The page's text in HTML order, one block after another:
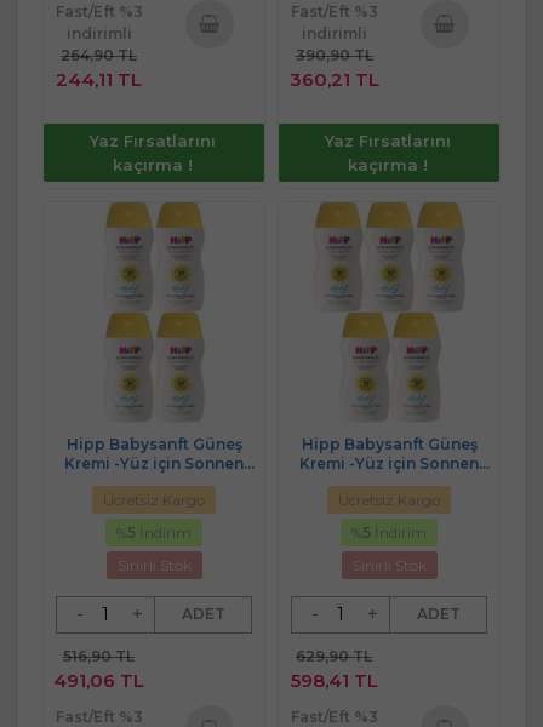
Fast/Eft %3
indirimli
264,90 TL
244,11 TL
Yaz Fırsatlarını
kaçırma !
Fast/Eft %3
indirimli
390,90 TL
360,21 TL
Yaz Fırsatlarını
kaçırma !
Hipp Babysanft Güneş
Kremi -Yüz için Sonnen
Gesıchtscreme 30 Faktör
Ultra Sensıtıv 50ML (4 Lü
Set)
Ücretsiz Kargo
%5 İndirim
Sınırlı Stok
- + ADET
516,90 TL
491,06 TL
Fast/Eft %3
Hipp Babysanft Güneş
Kremi -Yüz için Sonnen
Gesıchtscreme 30 Faktör
Ultra Sensıtıv 50ML (5 Li Set)
Ücretsiz Kargo
%5 İndirim
Sınırlı Stok
- + ADET
629,90 TL
598,41 TL
Fast/Eft %3